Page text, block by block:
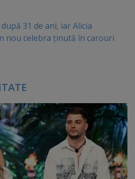
31 de ani, iar Alicia
nou celebra ținută în carouri